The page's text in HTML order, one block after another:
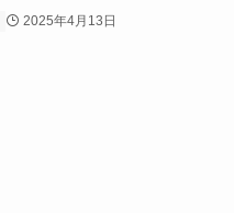
2025年4月13日